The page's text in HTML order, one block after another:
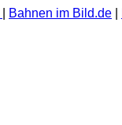
Bahnen im Bild.de